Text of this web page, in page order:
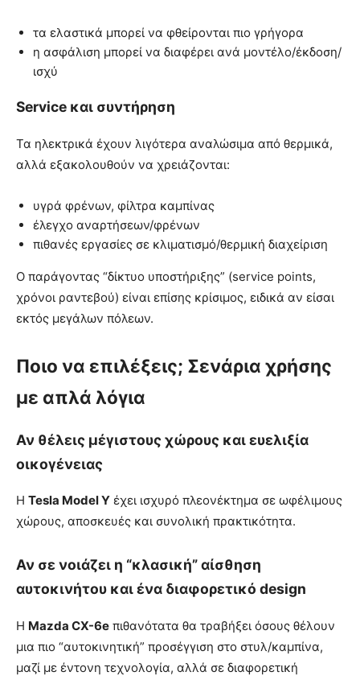
τα ελαστικά μπορεί να φθείρονται πιο γρήγορα
η ασφάλιση μπορεί να διαφέρει ανά μοντέλο/έκδοση/
ισχύ
Service και συντήρηση
Τα ηλεκτρικά έχουν λιγότερα αναλώσιμα από θερμικά,
αλλά εξακολουθούν να χρειάζονται:
υγρά φρένων, φίλτρα καμπίνας
έλεγχο αναρτήσεων/φρένων
πιθανές εργασίες σε κλιματισμό/θερμική διαχείριση
Ο παράγοντας “δίκτυο υποστήριξης” (service points,
χρόνοι ραντεβού) είναι επίσης κρίσιμος, ειδικά αν είσαι
εκτός μεγάλων πόλεων.
Ποιο να επιλέξεις; Σενάρια χρήσης
με απλά λόγια
Αν θέλεις μέγιστους χώρους και ευελιξία
οικογένειας
Η Tesla Model Y έχει ισχυρό πλεονέκτημα σε ωφέλιμους
χώρους, αποσκευές και συνολική πρακτικότητα.
Αν σε νοιάζει η “κλασική” αίσθηση
αυτοκινήτου και ένα διαφορετικό design
Η Mazda CX-6e πιθανότατα θα τραβήξει όσους θέλουν
μια πιο “αυτοκινητική” προσέγγιση στο στυλ/καμπίνα,
μαζί με έντονη τεχνολογία, αλλά σε διαφορετική